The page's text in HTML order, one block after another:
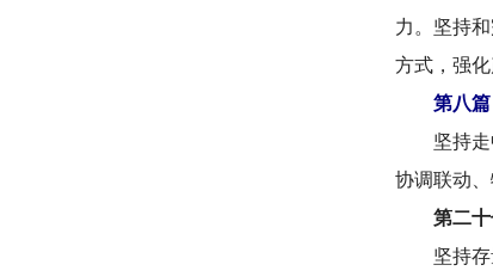
力。坚持
方式，强化
第八
坚持
协调联动
第二
坚持